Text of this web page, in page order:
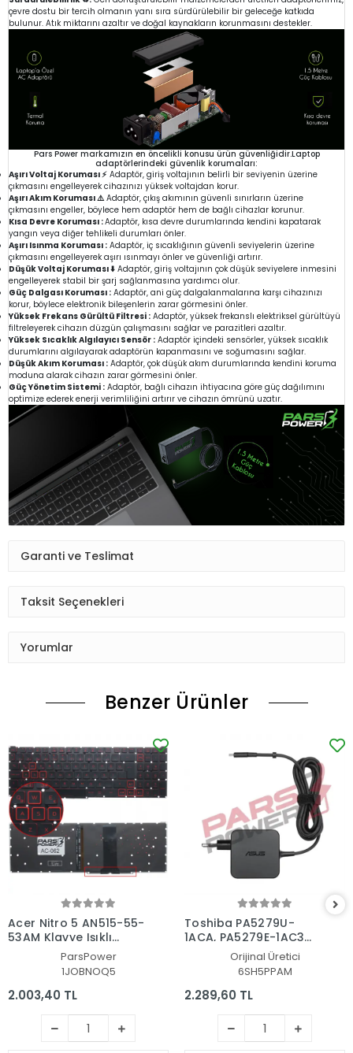
çevre dostu bir tercih olmanın yanı sıra sürdürülebilir bir geleceğe katkıda
bulunur. Atık miktarını azaltır ve doğal kaynakların korunmasını destekler.
Pars Power markamızın en öncelikli konusu ürün güvenliğidir.Laptop
adaptörlerindeki güvenlik korumaları:
Aşırı Voltaj Koruması ⚡ Adaptör, giriş voltajının belirli bir seviyenin üzerine
çıkmasını engelleyerek cihazınızı yüksek voltajdan korur.
Aşırı Akım Koruması ⚠️Adaptör, çıkış akımının güvenli sınırların üzerine
çıkmasını engeller, böylece hem adaptör hem de bağlı cihazlar korunur.
Kısa Devre Koruması :Adaptör, kısa devre durumlarında kendini kapatarak
yangın veya diğer tehlikeli durumları önler.
Aşırı Isınma Koruması : Adaptör, iç sıcaklığının güvenli seviyelerin üzerine
çıkmasını engelleyerek aşırı ısınmayı önler ve güvenliği artırır.
Düşük Voltaj Koruması ⬇️ Adaptör, giriş voltajının çok düşük seviyelere inmesini
engelleyerek stabil bir şarj sağlanmasına yardımcı olur.
Güç Dalgası Koruması : Adaptör, ani güç dalgalanmalarına karşı cihazınızı
korur, böylece elektronik bileşenlerin zarar görmesini önler.
Yüksek Frekans Gürültü Filtresi : Adaptör, yüksek frekanslı elektriksel gürültüyü
filtreleyerek cihazın düzgün çalışmasını sağlar ve parazitleri azaltır.
Yüksek Sıcaklık Algılayıcı Sensör : Adaptör içindeki sensörler, yüksek sıcaklık
durumlarını algılayarak adaptörün kapanmasını ve soğumasını sağlar.
Düşük Akım Koruması : Adaptör, çok düşük akım durumlarında kendini koruma
moduna alarak cihazın zarar görmesini önler.
Güç Yönetim Sistemi : Adaptör, bağlı cihazın ihtiyacına göre güç dağılımını
optimize ederek enerji verimliliğini artırır ve cihazın ömrünü uzatır.
Garanti ve Teslimat
Taksit Seçenekleri
Yorumlar
Benzer Ürünler
Acer Nitro 5 AN515-55-
53AM Klavye Işıklı
(Siyah TR)ParsPower
1JOBNOQ5
2.003,40 TL
Toshiba PA5279U-
1ACA, PA5279E-1AC3
Adaptör Şarj Aleti-
Orijinal Üretici
6SH5PPAM
2.289,60 TL